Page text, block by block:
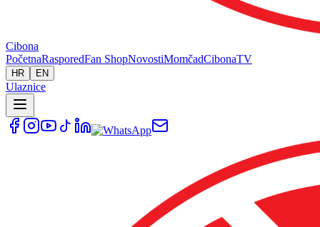
Cibona
PočetnaRasporedFan ShopNovostiMomčadCibonaTV
HR EN
Ulaznice